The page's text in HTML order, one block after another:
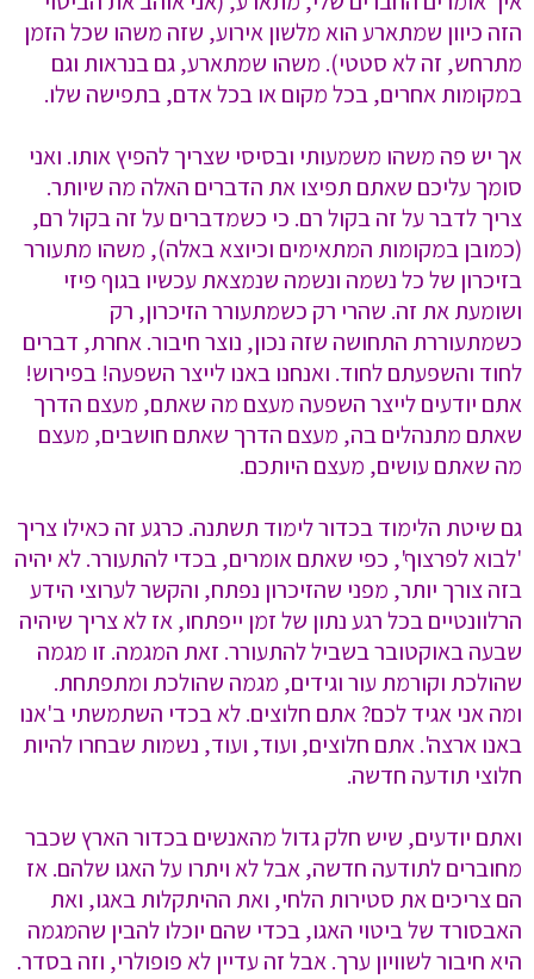
הזה כיוון שמתארע הוא מלשון אירוע, שזה משהו שכל הזמן
מתרחש, זה לא סטטי). משהו שמתארע, גם בנראות וגם
במקומות אחרים, בכל מקום או בכל אדם, בתפישה שלו.
אך יש פה משהו משמעותי ובסיסי שצריך להפיץ אותו. ואני
סומך עליכם שאתם תפיצו את הדברים האלה מה שיותר.
צריך לדבר על זה בקול רם. כי כשמדברים על זה בקול רם,
(כמובן במקומות המתאימים וכיוצא באלה), משהו מתעורר
בזיכרון של כל נשמה ונשמה שנמצאת עכשיו בגוף פיזי
ושומעת את זה. שהרי רק כשמתעורר הזיכרון, רק
כשמתעוררת התחושה שזה נכון, נוצר חיבור. אחרת, דברים
לחוד והשפעתם לחוד. ואנחנו באנו לייצר השפעה! בפירוש!
אתם יודעים לייצר השפעה מעצם מה שאתם, מעצם הדרך
שאתם מתנהלים בה, מעצם הדרך שאתם חושבים, מעצם
מה שאתם עושים, מעצם היותכם.
גם שיטת הלימוד בכדור לימוד תשתנה. כרגע זה כאילו צריך
'לבוא לפרצוף', כפי שאתם אומרים, בכדי להתעורר. לא יהיה
בזה צורך יותר, מפני שהזיכרון נפתח, והקשר לערוצי הידע
הרלוונטיים בכל רגע נתון של זמן ייפתחו, אז לא צריך שיהיה
שבעה באוקטובר בשביל להתעורר. זאת המגמה. זו מגמה
שהולכת וקורמת עור וגידים, מגמה שהולכת ומתפתחת.
ומה אני אגיד לכם? אתם חלוצים. לא בכדי השתמשתי ב'אנו
באנו ארצה'. אתם חלוצים, ועוד, ועוד, נשמות שבחרו להיות
חלוצי תודעה חדשה.
ואתם יודעים, שיש חלק גדול מהאנשים בכדור הארץ שכבר
מחוברים לתודעה חדשה, אבל לא ויתרו על האגו שלהם. אז
הם צריכים את סטירות הלחי, ואת ההיתקלות באגו, ואת
האבסורד של ביטוי האגו, בכדי שהם יוכלו להבין שהמגמה
היא חיבור לשוויון ערך. אבל זה עדיין לא פופולרי, וזה בסדר.